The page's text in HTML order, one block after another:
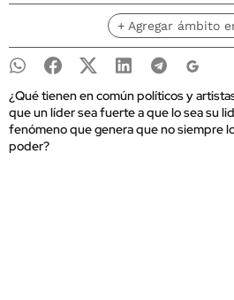
+ Agregar ámbito
¿Qué tienen en común políticos y
que un líder sea fuerte a que lo sea su
fenómeno que genera que no siempre
poder?